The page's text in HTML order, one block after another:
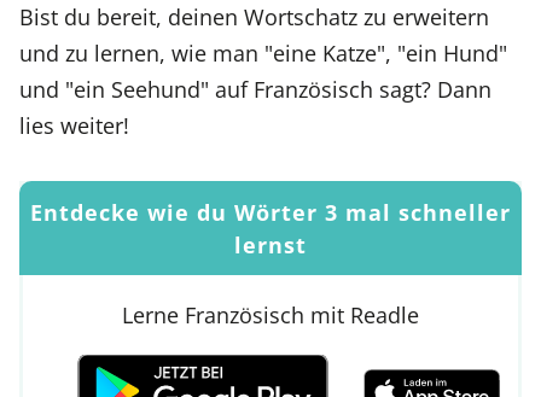
Bist du bereit, deinen Wortschatz zu erweitern
und zu lernen, wie man "eine Katze", "ein Hund"
und "ein Seehund" auf Französisch sagt? Dann
lies weiter!
Entdecke wie du Wörter 3 mal schneller
lernst
Lerne Französisch mit Readle